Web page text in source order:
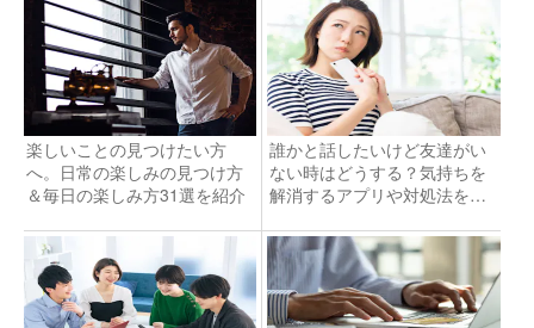
楽しいことの見つけたい方
へ。日常の楽しみの見つけ方
＆毎日の楽しみ方31選を紹介
誰かと話したいけど友達がい
ない時はどうする？気持ちを
解消するアプリや対処法を紹